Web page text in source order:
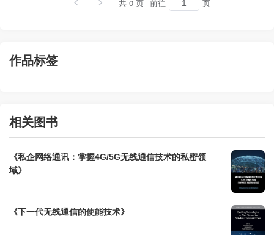
共 0 页 前往 页
作品标签
相关图书
《私企网络通讯：掌握4G/5G无线通信技术的私密领
域》
《下一代无线通信的使能技术》